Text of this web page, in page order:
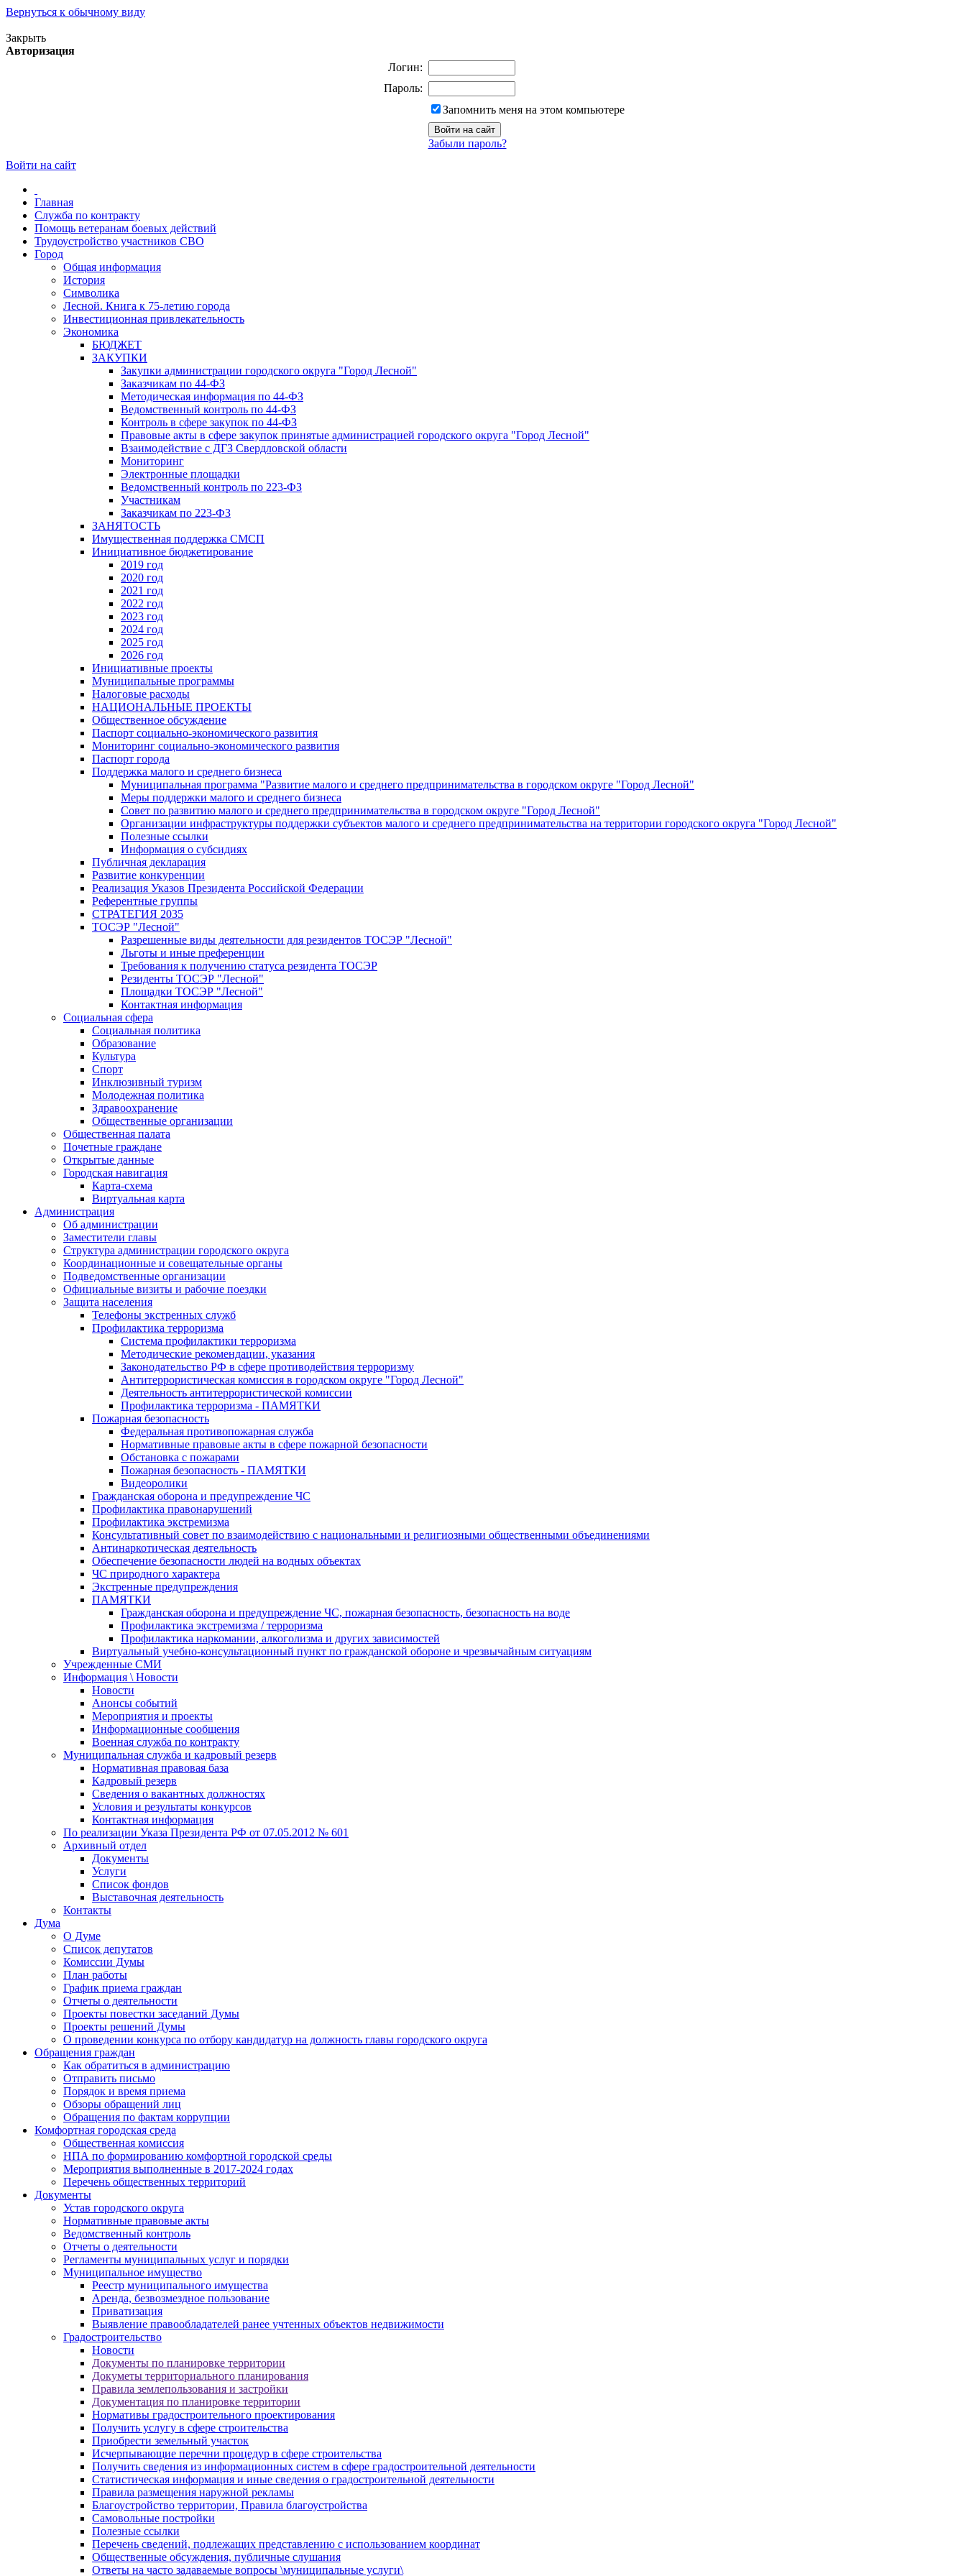
Вернуться к обычному виду
Закрыть
Авторизация
Логин:
Пароль:
Запомнить меня на этом компьютере
Забыли пароль?
Войти на сайт
Главная
Служба по контракту
Помощь ветеранам боевых действий
Трудоустройство участников СВО
Город
Общая информация
История
Символика
Лесной. Книга к 75-летию города
Инвестиционная привлекательность
Экономика
БЮДЖЕТ
ЗАКУПКИ
Закупки администрации городского округа "Город Лесной"
Заказчикам по 44-ФЗ
Методическая информация по 44-ФЗ
Ведомственный контроль по 44-ФЗ
Контроль в сфере закупок по 44-ФЗ
Правовые акты в сфере закупок принятые администрацией городского округа "Город Лесной"
Взаимодействие с ДГЗ Свердловской области
Мониторинг
Электронные площадки
Ведомственный контроль по 223-ФЗ
Участникам
Заказчикам по 223-ФЗ
ЗАНЯТОСТЬ
Имущественная поддержка СМСП
Инициативное бюджетирование
2019 год
2020 год
2021 год
2022 год
2023 год
2024 год
2025 год
2026 год
Инициативные проекты
Муниципальные программы
Налоговые расходы
НАЦИОНАЛЬНЫЕ ПРОЕКТЫ
Общественное обсуждение
Паспорт социально-экономического развития
Мониторинг социально-экономического развития
Паспорт города
Поддержка малого и среднего бизнеса
Муниципальная программа "Развитие малого и среднего предпринимательства в городском округе "Город Лесной"
Меры поддержки малого и среднего бизнеса
Совет по развитию малого и среднего предпринимательства в городском округе "Город Лесной"
Организации инфраструктуры поддержки субъектов малого и среднего предпринимательства на территории городского округа "Город Лесной"
Полезные ссылки
Информация о субсидиях
Публичная декларация
Развитие конкуренции
Реализация Указов Президента Российской Федерации
Референтные группы
СТРАТЕГИЯ 2035
ТОСЭР "Лесной"
Разрешенные виды деятельности для резидентов ТОСЭР "Лесной"
Льготы и иные преференции
Требования к получению статуса резидента ТОСЭР
Резиденты ТОСЭР "Лесной"
Площадки ТОСЭР "Лесной"
Контактная информация
Социальная сфера
Социальная политика
Образование
Культура
Спорт
Инклюзивный туризм
Молодежная политика
Здравоохранение
Общественные организации
Общественная палата
Почетные граждане
Открытые данные
Городская навигация
Карта-схема
Виртуальная карта
Администрация
Об администрации
Заместители главы
Структура администрации городского округа
Координационные и совещательные органы
Подведомственные организации
Официальные визиты и рабочие поездки
Защита населения
Телефоны экстренных служб
Профилактика терроризма
Система профилактики терроризма
Методические рекомендации, указания
Законодательство РФ в сфере противодействия терроризму
Антитеррористическая комиссия в городском округе "Город Лесной"
Деятельность антитеррористической комиссии
Профилактика терроризма - ПАМЯТКИ
Пожарная безопасность
Федеральная противопожарная служба
Нормативные правовые акты в сфере пожарной безопасности
Обстановка с пожарами
Пожарная безопасность - ПАМЯТКИ
Видеоролики
Гражданская оборона и предупреждение ЧС
Профилактика правонарушений
Профилактика экстремизма
Консультативный совет по взаимодействию с национальными и религиозными общественными объединениями
Антинаркотическая деятельность
Обеспечение безопасности людей на водных объектах
ЧС природного характера
Экстренные предупреждения
ПАМЯТКИ
Гражданская оборона и предупреждение ЧС, пожарная безопасность, безопасность на воде
Профилактика экстремизма / терроризма
Профилактика наркомании, алкоголизма и других зависимостей
Виртуальный учебно-консультационный пункт по гражданской обороне и чрезвычайным ситуациям
Учрежденные СМИ
Информация \ Новости
Новости
Анонсы событий
Мероприятия и проекты
Информационные сообщения
Военная служба по контракту
Муниципальная служба и кадровый резерв
Нормативная правовая база
Кадровый резерв
Сведения о вакантных должностях
Условия и результаты конкурсов
Контактная информация
По реализации Указа Президента РФ от 07.05.2012 № 601
Архивный отдел
Документы
Услуги
Список фондов
Выставочная деятельность
Контакты
Дума
О Думе
Список депутатов
Комиссии Думы
План работы
График приема граждан
Отчеты о деятельности
Проекты повестки заседаний Думы
Проекты решений Думы
О проведении конкурса по отбору кандидатур на должность главы городского округа
Обращения граждан
Как обратиться в администрацию
Отправить письмо
Порядок и время приема
Обзоры обращений лиц
Обращения по фактам коррупции
Комфортная городская среда
Общественная комиссия
НПА по формированию комфортной городской среды
Мероприятия выполненные в 2017-2024 годах
Перечень общественных территорий
Документы
Устав городского округа
Нормативные правовые акты
Ведомственный контроль
Отчеты о деятельности
Регламенты муниципальных услуг и порядки
Муниципальное имущество
Реестр муниципального имущества
Аренда, безвозмездное пользование
Приватизация
Выявление правообладателей ранее учтенных объектов недвижимости
Градостроительство
Новости
Документы по планировке территории
Докуметы территориального планирования
Правила землепользования и застройки
Документация по планировке территории
Нормативы градостроительного проектирования
Получить услугу в сфере строительства
Приобрести земельный участок
Исчерпывающие перечни процедур в сфере строительства
Получить сведения из информационных систем в сфере градостроительной деятельности
Статистическая информация и иные сведения о градостроительной деятельности
Правила размещения наружной рекламы
Благоустройство территории, Правила благоустройства
Самовольные постройки
Полезные ссылки
Перечень сведений, подлежащих представлению с использованием координат
Общественные обсуждения, публичные слушания
Ответы на часто задаваемые вопросы \муниципальные услуги\